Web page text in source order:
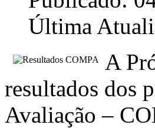
Última
A
resultados dos
Avaliação –